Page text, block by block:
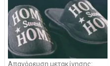
Απαγόρευση μετακίνησης: